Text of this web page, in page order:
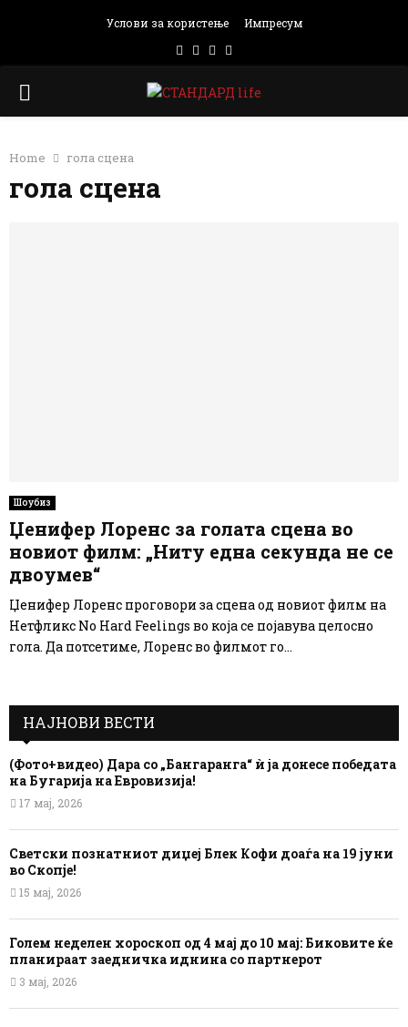
Услови за користење Импресум
Facebook
Instagram
Email
PRIMARY
Home гола сцена
гола сцена
Шоубиз
Џенифер Лоренс за голата сцена во
новиот филм: „Ниту една секунда не се
двоумев“
Џенифер Лоренс проговори за сцена од новиот филм на
Нетфликс No Hard Feelings во која се појавува целосно
гола. Да потсетиме, Лоренс во филмот го...
НАЈНОВИ ВЕСТИ
(Фото+видео) Дара со „Бангаранга“ ѝ ја донесе победата
на Бугарија на Евровизија!
17 мај, 2026
Светски познатниот диџеј Блек Кофи доаѓа на 19 јуни
во Скопје!
15 мај, 2026
Голем неделен хороскоп од 4 мај до 10 мај: Биковите ќе
планираат заедничка иднина со партнерот
3 мај, 2026